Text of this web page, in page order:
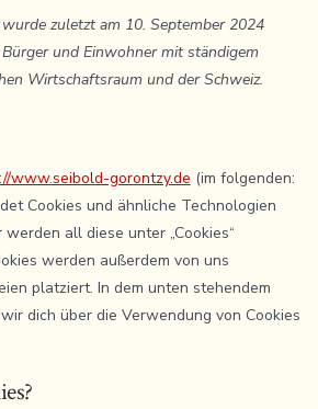
zuletzt am 10. September 2024
und Einwohner mit ständigem
Wirtschaftsraum und der Schweiz.
www.seibold-gorontzy.de (im folgenden:
Cookies und ähnliche Technologien
all diese unter „Cookies“
werden außerdem von uns
platziert. In dem unten stehendem
dich über die Verwendung von Cookies